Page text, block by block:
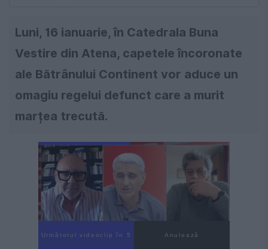
Luni, 16 ianuarie, în Catedrala Buna
Vestire din Atena, capetele încoronate
ale Bătrânului Continent vor aduce un
omagiu regelui defunct care a murit
marțea trecută.
Următorul videoclip în 3 Anulează